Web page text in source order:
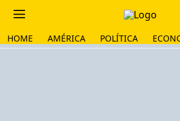
HOME AMÉRICA POLÍTICA